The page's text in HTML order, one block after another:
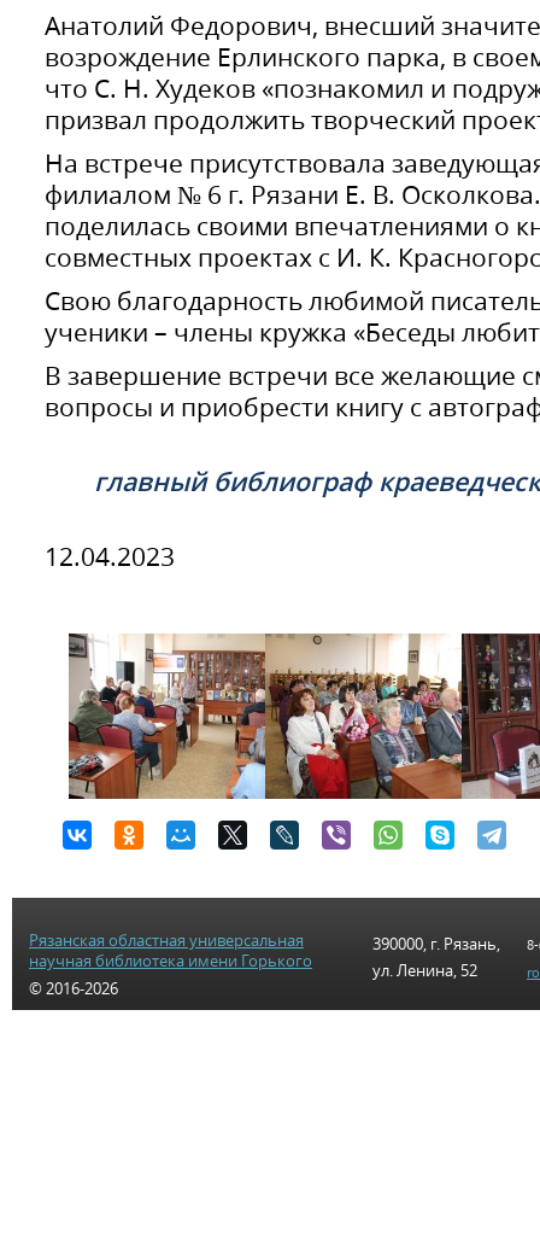
Анатолий Федорович, внесший
возрождение Ерлинского парка, в
что С. Н. Худеков «познакомил и
призвал продолжить творческий
На встрече присутствовала
филиалом № 6 г. Рязани Е. В.
поделилась своими впечатлениями о
совместных проектах с И. К.
Свою благодарность любимой
ученики – члены кружка «Беседы
В завершение встречи все желающие
вопросы и приобрести книгу с
главный библиограф
12.04.2023
Рязанская областная универсальная
научная библиотека имени Горького
© 2016-2026
390000, г. Рязань,
ул. Ленина, 52